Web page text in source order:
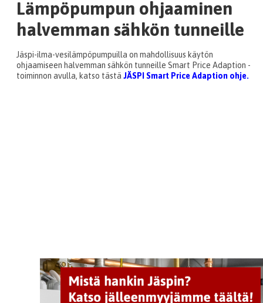
Lämpöpumpun ohjaaminen
halvemman sähkön tunneille
Jäspi-ilma-vesilämpöpumpuilla on mahdollisuus käytön
ohjaamiseen halvemman sähkön tunneille Smart Price Adaption -
toiminnon avulla, katso tästä JÄSPI Smart Price Adaption ohje.